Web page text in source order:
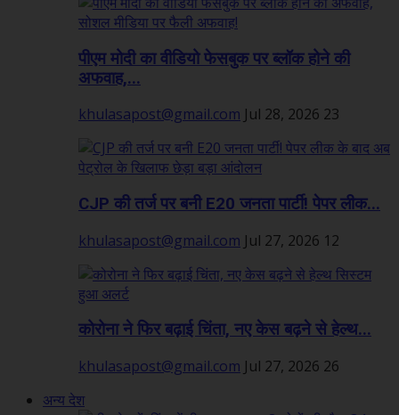
पीएम मोदी का वीडियो फेसबुक पर ब्लॉक होने की
अफवाह,...
khulasapost@gmail.com Jul 28, 2026 23
CJP की तर्ज पर बनी E20 जनता पार्टी! पेपर लीक...
khulasapost@gmail.com Jul 27, 2026 12
कोरोना ने फिर बढ़ाई चिंता, नए केस बढ़ने से हेल्थ...
khulasapost@gmail.com Jul 27, 2026 26
अन्य देश